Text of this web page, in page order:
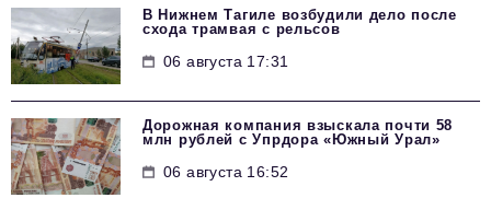
В Нижнем Тагиле возбудили дело после
схода трамвая с рельсов
06 августа 17:31
Дорожная компания взыскала почти 58
млн рублей с Упрдора «Южный Урал»
06 августа 16:52